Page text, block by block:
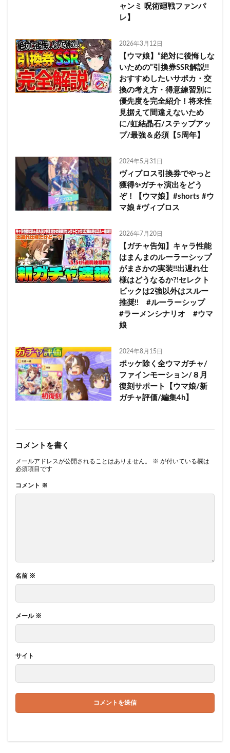
ャンミ 呪術廻戦ファンパ
レ】
2026年3月12日
【ウマ娘】”絶対に後悔しな
いための”引換券SSR解説!!
おすすめしたいサポカ・交
換の考え方・得意練習別に
優先度を完全紹介！将来性
見据えて間違えないため
に/虹結晶石/ステップアッ
プ/最強＆必須【5周年】
2024年5月31日
ヴィブロス引換券でやっと
獲得✨ガチャ演出をどう
ぞ！【ウマ娘】#shorts #ウ
マ娘 #ヴィブロス
2026年7月20日
【ガチャ告知】キャラ性能
はまんまのルーラーシップ
がまさかの実装!!出遅れ仕
様はどうなるか?!セレクト
ピックは2強以外はスルー
推奨!! #ルーラーシップ
#ラーメンシナリオ #ウマ
娘
2024年8月15日
ポッケ除く全ウマガチャ/
ファインモーション/８月
復刻サポート【ウマ娘/新
ガチャ評価/編集4h】
コメントを書く
メールアドレスが公開されることはありません。 ※ が付いている欄は
必須項目です
コメント ※
名前 ※
メール ※
サイト